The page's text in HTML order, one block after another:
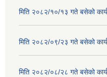
मिति २०८२/१०/१३ गते बसेको
मिति २०८२/०९/२३ गते बसेको
मिति २०८२/०८/२८ गते बसेको